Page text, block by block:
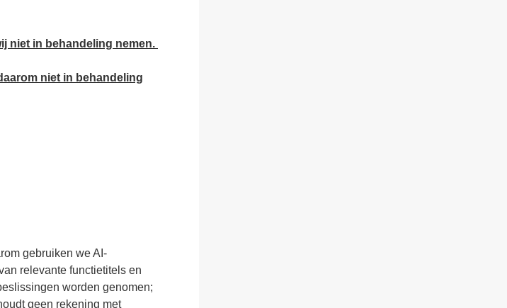
niet in behandeling nemen.
niet in behandeling
gebruiken we AI-
relevante functietitels en
worden genomen;
geen rekening met